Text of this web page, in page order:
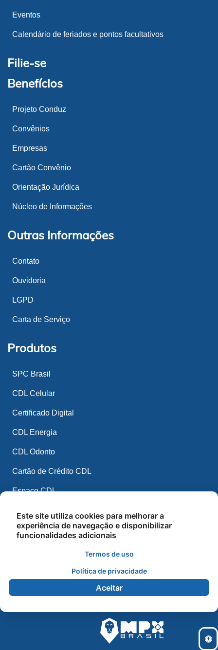
Eventos
Calendário de feriados e pontos facultativos
Filie-se
Benefícios
Projeto Conduz
Convênios
Empresas
Cartão Convênio
Orientação Jurídica
Núcleo de Informações
Outras Informações
Contato
Ouvidoria
LGPD
Carta de Serviço
Produtos
SPC Brasil
CDL Celular
Certificado Digital
CDL Energia
CDL Odonto
Cartão de Crédito CDL
Espaço CDL
CDL IA
Cursos e Palestras
Este site utiliza cookies para melhorar a
experiência de navegação e disponibilizar
funcionalidades adicionais
Termos de uso
Política de privacidade
Aceitar